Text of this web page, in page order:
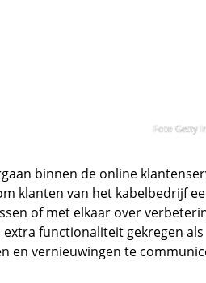
Foto Getty
binnen de online
klanten van het kabelbedrijf
of met elkaar over
functionaliteit gekregen als
en vernieuwingen te